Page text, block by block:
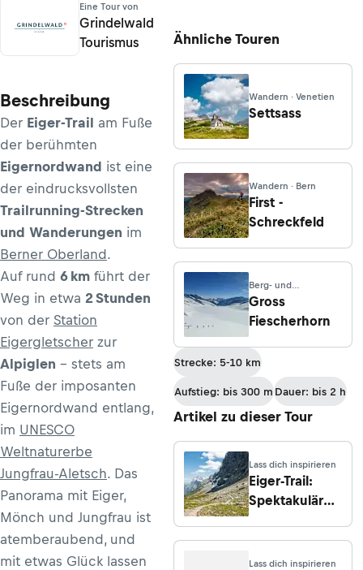
Eine Tour von
Grindelwald
Tourismus
Beschreibung
Der Eiger-Trail am Fuße
der berühmten
Eigernordwand ist eine
der eindrucksvollsten
Trailrunning-Strecken
und Wanderungen im
Berner Oberland.
Auf rund 6 km führt der
Weg in etwa 2 Stunden
von der Station
Eigergletscher zur
Alpiglen – stets am
Fuße der imposanten
Eigernordwand entlang,
im UNESCO
Weltnaturerbe
Jungfrau-Aletsch. Das
Panorama mit Eiger,
Mönch und Jungfrau ist
atemberaubend, und
mit etwas Glück lassen
Ähnliche Touren
Wandern · Venetien
Settsass
Wandern · Bern
First -
Schreckfeld
Berg- und
Hochtouren · Bern
Gross
Fiescherhorn
Strecke: 5-10 km
Aufstieg: bis 300 m Dauer: bis 2 h
Artikel zu dieser Tour
Lass dich inspirieren
Eiger-Trail:
Spektakuläre
die legendäre
Nordwand
Lass dich inspirieren